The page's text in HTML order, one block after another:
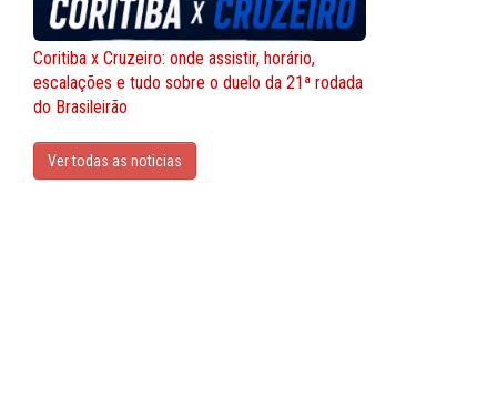
Coritiba x Cruzeiro: onde assistir, horário,
escalações e tudo sobre o duelo da 21ª rodada
do Brasileirão
Ver todas as noticias